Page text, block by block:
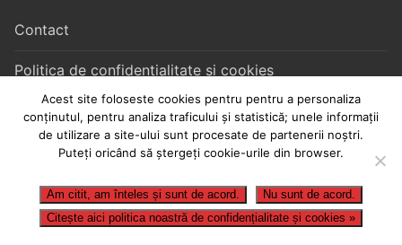
Contact
Politica de confidențialitate și cookies
Termeni și condiții
Drepturi de autor © 2026 IcoanaDinAdanc.
Acest site foloseste cookies pentru pentru a personaliza
conținutul, pentru analiza traficului și statistică; unele informații
de utilizare a site-ului sunt procesate de partenerii noștri.
Puteți oricând să ștergeți cookie-urile din browser.
Am citit, am înteles și sunt de acord.
Nu sunt de acord.
Citește aici politica noastră de confidențialitate și cookies »